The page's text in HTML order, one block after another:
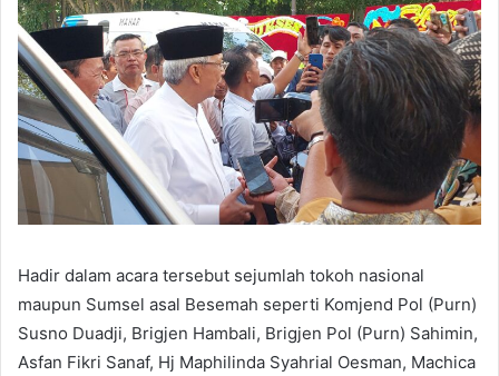
Hadir dalam acara tersebut sejumlah tokoh nasional
maupun Sumsel asal Besemah seperti Komjend Pol (Purn)
Susno Duadji, Brigjen Hambali, Brigjen Pol (Purn) Sahimin,
Asfan Fikri Sanaf, Hj Maphilinda Syahrial Oesman, Machica